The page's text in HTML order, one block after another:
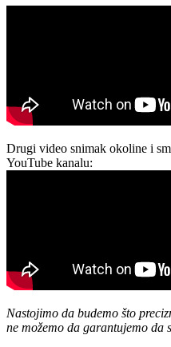
Drugi video snimak okoline i
YouTube kanalu:
Nastojimo da budemo što
ne možemo da garantujemo da